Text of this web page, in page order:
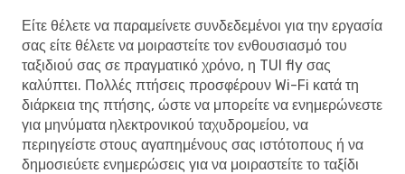
Είτε θέλετε να παραμείνετε συνδεδεμένοι για την εργασία
σας είτε θέλετε να μοιραστείτε τον ενθουσιασμό του
ταξιδιού σας σε πραγματικό χρόνο, η TUI fly σας
καλύπτει. Πολλές πτήσεις προσφέρουν Wi-Fi κατά τη
διάρκεια της πτήσης, ώστε να μπορείτε να ενημερώνεστε
για μηνύματα ηλεκτρονικού ταχυδρομείου, να
περιηγείστε στους αγαπημένους σας ιστότοπους ή να
δημοσιεύετε ενημερώσεις για να μοιραστείτε το ταξίδι